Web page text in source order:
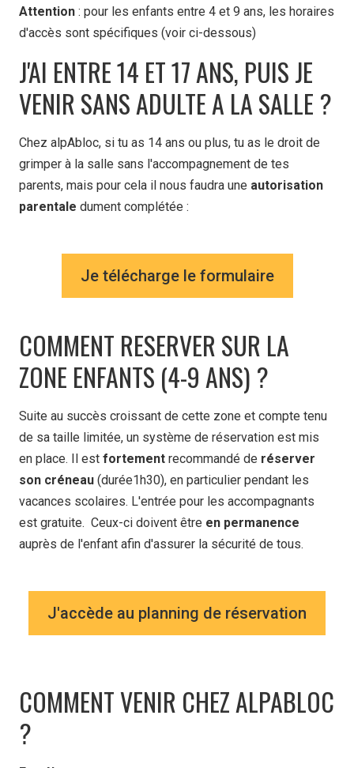
Attention : pour les enfants entre 4 et 9 ans, les horaires
d'accès sont spécifiques (voir ci-dessous)
J'AI ENTRE 14 ET 17 ANS, PUIS JE
VENIR SANS ADULTE A LA SALLE ?
Chez alpAbloc, si tu as 14 ans ou plus, tu as le droit de
grimper à la salle sans l'accompagnement de tes
parents, mais pour cela il nous faudra une autorisation
parentale dument complétée :
Je télécharge le formulaire
COMMENT RESERVER SUR LA
ZONE ENFANTS (4-9 ANS) ?
Suite au succès croissant de cette zone et compte tenu
de sa taille limitée, un système de réservation est mis
en place. Il est fortement recommandé de réserver
son créneau (durée1h30), en particulier pendant les
vacances scolaires. L'entrée pour les accompagnants
est gratuite. Ceux-ci doivent être en permanence
auprès de l'enfant afin d'assurer la sécurité de tous.
J'accède au planning de réservation
COMMENT VENIR CHEZ ALPABLOC
?